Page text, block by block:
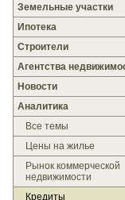
Земельные участки
Ипотека
Строители
Агентства
Новости
Аналитика
Все темы
Цены на жилье
Рынок коммерческой
недвижимости
Кредиты